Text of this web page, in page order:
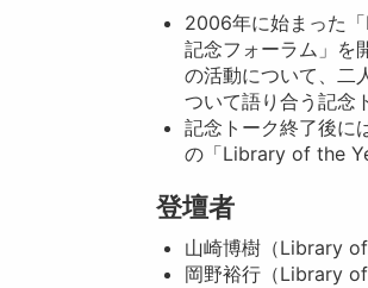
2006年に始まった
記念フォーラム」を
の活動について、二
ついて語り合う記念
記念トーク終了後に
の「Library of the
登壇者
山崎博樹（Library
岡野裕行（Library